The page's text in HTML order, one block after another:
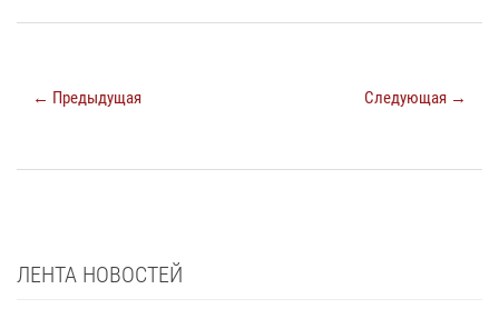
← Предыдущая Следующая →
ЛЕНТА НОВОСТЕЙ